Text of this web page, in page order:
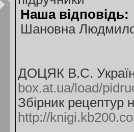
Наша відповідь:
Шановна
ДОЦЯК В.С.
box.at.ua/load/
Збірник рецептур
http://